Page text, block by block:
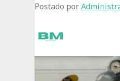
Postado por